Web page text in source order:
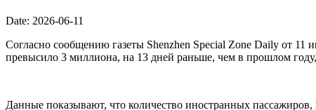
Date: 2026-06-11
Согласно сообщению газеты Shenzhen Special Zone Daily от
превысило 3 миллиона, на 13 дней раньше, чем в прошлом
Данные показывают, что количество иностранных